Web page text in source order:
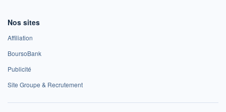
Nos sites
Affiliation
BoursoBank
Publicité
Site Groupe & Recrutement